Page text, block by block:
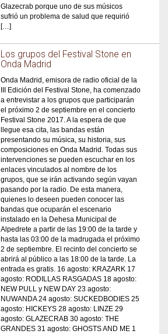
Glazecrab porque uno de sus músicos
sufrió un problema de salud que requirió
[…]
Los grupos del Festival Stone en
Onda Madrid
Onda Madrid, emisora de radio oficial de la
III Edición del Festival Stone, ha comenzado
a entrevistar a los grupos que participarán
el próximo 2 de septiembre en el concierto
Festival Stone 2017. A la espera de que
llegue esa cita, las bandas están
presentando su música, su historia, sus
composiciones en Onda Madrid. Todas sus
intervenciones se pueden escuchar en los
enlaces vinculados al nombre de los
grupos, que se irán activando según vayan
pasando por la radio. De esta manera,
quienes lo deseen pueden conocer las
bandas que ocuparán el escenario
instalado en la Dehesa Municipal de
Alpedrete a partir de las 19:00 de la tarde y
hasta las 03:00 de la madrugada el próximo
2 de septiembre. El recinto del concierto se
abrirá al público a las 18:00 de la tarde. La
entrada es gratis. 16 agosto: KRAZARK 17
agosto: RODILLAS RASGADAS 18 agosto:
NEW PULL y NEW DAY 23 agosto:
NUWANDA 24 agosto: SUCKEDBODIES 25
agosto: HICKEYS 28 agosto: LINZE 29
agosto: GLAZECRAB 30 agosto: THE
GRANDES 31 agosto: GHOSTS AND ME 1